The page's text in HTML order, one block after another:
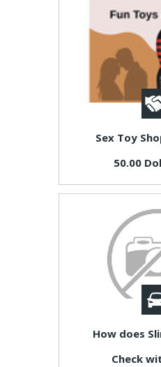
Sex Toy
50.00
How does
Check